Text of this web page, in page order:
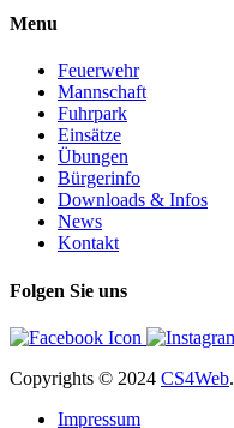
Menu
Feuerwehr
Mannschaft
Fuhrpark
Einsätze
Übungen
Bürgerinfo
Downloads & Infos
News
Kontakt
Folgen Sie uns
Copyrights © 2024 CS4Web.
Impressum